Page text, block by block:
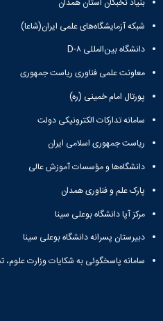
رهبری
تماس
دانشگاه
روابط
عمومی
آدرس
دانشکده‌ها
شماره
آموزش
کارکنان
تقویم
آموزشی
نظامنامه
اخلاق
دانش‌آموختگان
آزمایشگاه
باستان
شناسی
آزمایشگاه
ربات
و
بینایی
آزمایشگاه
پژوهش
کتابخانه
و
مرکز
اسناد
پایان
و
و
حسابداری
رزن
صنایع
غذایی
بهار
مجتمع
عالی
فاطمیه
نهاوند
(ویژه
دختران)
زمین
چمن
سالن‌های
ورزشی
سیاحتی
باغ
دانشگاه
موزه
طبیعی
دانشگاه
(محمد)
شبکه آزمایشگاه‌های علمی ایران(شاعا)
دانشگاه بین‌المللی D-۸
معاونت علمی فناوری ریاست جمهوری
پورتال امام خمینی (ره)
سامانه تدارکات الکترونیکی دولت
ریاست جمهوری اسلامی ایران
دانشگاه‌ها و مؤسسات آموزش عالی
پارک علم و فناوری همدان
مرکز آپا دانشگاه بوعلی سینا
دبیرستان پسرانه دانشگاه بوعلی سینا
سامانه پاسخگوئی به شکایات وزارت علوم،